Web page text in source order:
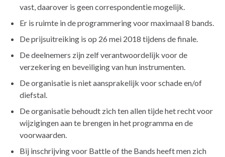
vast, daarover is geen correspondentie mogelijk.
Er is ruimte in de programmering voor maximaal 8 bands.
De prijsuitreiking is op 26 mei 2018 tijdens de finale.
De deelnemers zijn zelf verantwoordelijk voor de
verzekering en beveiliging van hun instrumenten.
De organisatie is niet aansprakelijk voor schade en/of
diefstal.
De organisatie behoudt zich ten allen tijde het recht voor
wijzigingen aan te brengen in het programma en de
voorwaarden.
Bij inschrijving voor Battle of the Bands heeft men zich